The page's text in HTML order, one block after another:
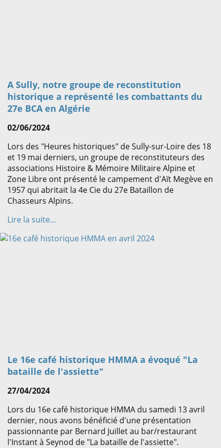
A Sully, notre groupe de reconstitution
historique a représenté les combattants du
27e BCA en Algérie
02/06/2024
Lors des "Heures historiques" de Sully-sur-Loire des 18
et 19 mai derniers, un groupe de reconstituteurs des
associations Histoire & Mémoire Militaire Alpine et
Zone Libre ont présenté le campement d'Aït Megève en
1957 qui abritait la 4e Cie du 27e Bataillon de
Chasseurs Alpins.
Lire la suite...
Le 16e café historique HMMA a évoqué "La
bataille de l'assiette"
27/04/2024
Lors du 16e café historique HMMA du samedi 13 avril
dernier, nous avons bénéficié d'une présentation
passionnante par Bernard Juillet au bar/restaurant
l'Instant à Seynod de "La bataille de l'assiette".